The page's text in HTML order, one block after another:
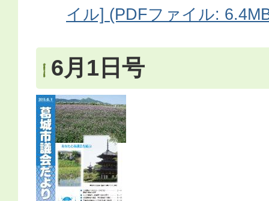
イル] (PDFファイル:
6月1日号